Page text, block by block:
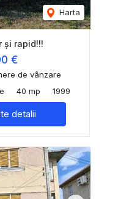
Harta
și rapid!!!
€
de vânzare
40 mp 1999
detalii